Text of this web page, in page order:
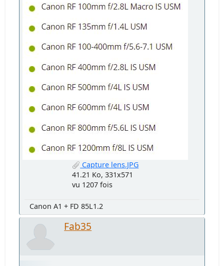
Capture lens.JPG
41.21 Ko, 331x571
vu 1207 fois
Canon A1 + FD 85L1.2
Fab35